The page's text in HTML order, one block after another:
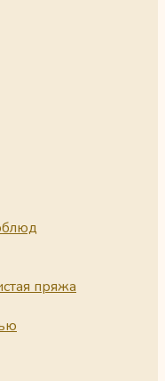
пряжа